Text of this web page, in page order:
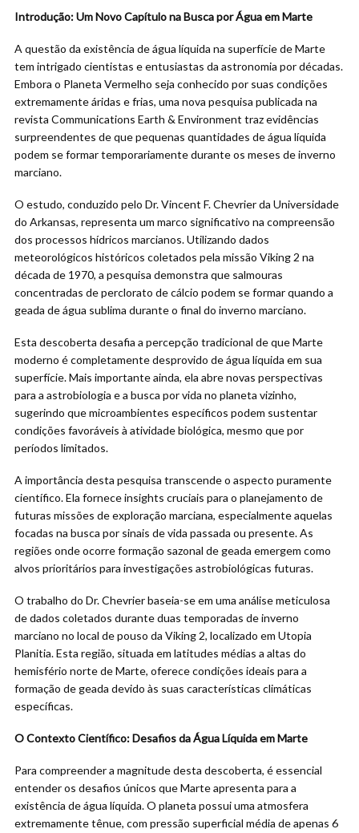
Introdução: Um Novo Capítulo na Busca por Água em Marte
A questão da existência de água líquida na superfície de Marte
tem intrigado cientistas e entusiastas da astronomia por décadas.
Embora o Planeta Vermelho seja conhecido por suas condições
extremamente áridas e frias, uma nova pesquisa publicada na
revista Communications Earth & Environment traz evidências
surpreendentes de que pequenas quantidades de água líquida
podem se formar temporariamente durante os meses de inverno
marciano.
O estudo, conduzido pelo Dr. Vincent F. Chevrier da Universidade
do Arkansas, representa um marco significativo na compreensão
dos processos hídricos marcianos. Utilizando dados
meteorológicos históricos coletados pela missão Viking 2 na
década de 1970, a pesquisa demonstra que salmouras
concentradas de perclorato de cálcio podem se formar quando a
geada de água sublima durante o final do inverno marciano.
Esta descoberta desafia a percepção tradicional de que Marte
moderno é completamente desprovido de água líquida em sua
superfície. Mais importante ainda, ela abre novas perspectivas
para a astrobiologia e a busca por vida no planeta vizinho,
sugerindo que microambientes específicos podem sustentar
condições favoráveis à atividade biológica, mesmo que por
períodos limitados.
A importância desta pesquisa transcende o aspecto puramente
científico. Ela fornece insights cruciais para o planejamento de
futuras missões de exploração marciana, especialmente aquelas
focadas na busca por sinais de vida passada ou presente. As
regiões onde ocorre formação sazonal de geada emergem como
alvos prioritários para investigações astrobiológicas futuras.
O trabalho do Dr. Chevrier baseia-se em uma análise meticulosa
de dados coletados durante duas temporadas de inverno
marciano no local de pouso da Viking 2, localizado em Utopia
Planitia. Esta região, situada em latitudes médias a altas do
hemisfério norte de Marte, oferece condições ideais para a
formação de geada devido às suas características climáticas
específicas.
O Contexto Científico: Desafios da Água Líquida em Marte
Para compreender a magnitude desta descoberta, é essencial
entender os desafios únicos que Marte apresenta para a
existência de água líquida. O planeta possui uma atmosfera
extremamente tênue, com pressão superficial média de apenas 6